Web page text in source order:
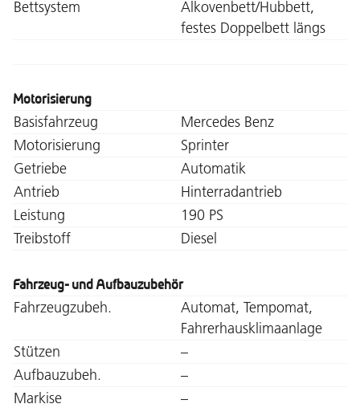
Bettsystem
Alkovenbett/Hubbett,
festes Doppelbett längs
Motorisierung
Basisfahrzeug
Mercedes Benz
Motorisierung
Sprinter
Getriebe
Automatik
Antrieb
Hinterradantrieb
Leistung
190 PS
Treibstoff
Diesel
Fahrzeug- und Aufbauzubehör
Fahrzeugzubeh.
Automat, Tempomat,
Fahrerhausklimaanlage
Stützen
–
Aufbauzubeh.
–
Markise
–